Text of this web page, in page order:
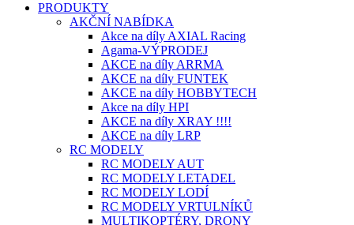
PRODUKTY
AKČNÍ NABÍDKA
Akce na díly AXIAL Racing
Agama-VÝPRODEJ
AKCE na díly ARRMA
AKCE na díly FUNTEK
AKCE na díly HOBBYTECH
Akce na díly HPI
AKCE na díly XRAY !!!!
AKCE na díly LRP
RC MODELY
RC MODELY AUT
RC MODELY LETADEL
RC MODELY LODÍ
RC MODELY VRTULNÍKŮ
MULTIKOPTÉRY, DRONY